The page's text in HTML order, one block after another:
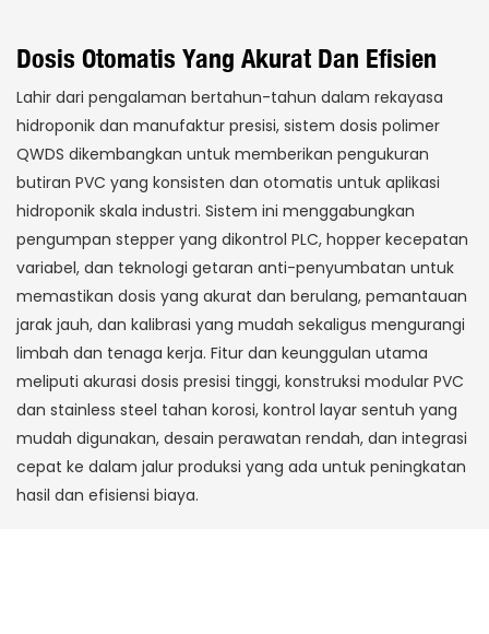
Dosis Otomatis Yang Akurat Dan Efisien
Lahir dari pengalaman bertahun-tahun dalam rekayasa
hidroponik dan manufaktur presisi, sistem dosis polimer
QWDS dikembangkan untuk memberikan pengukuran
butiran PVC yang konsisten dan otomatis untuk aplikasi
hidroponik skala industri. Sistem ini menggabungkan
pengumpan stepper yang dikontrol PLC, hopper kecepatan
variabel, dan teknologi getaran anti-penyumbatan untuk
memastikan dosis yang akurat dan berulang, pemantauan
jarak jauh, dan kalibrasi yang mudah sekaligus mengurangi
limbah dan tenaga kerja. Fitur dan keunggulan utama
meliputi akurasi dosis presisi tinggi, konstruksi modular PVC
dan stainless steel tahan korosi, kontrol layar sentuh yang
mudah digunakan, desain perawatan rendah, dan integrasi
cepat ke dalam jalur produksi yang ada untuk peningkatan
hasil dan efisiensi biaya.